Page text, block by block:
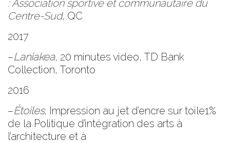
:Association sportive et communautaire du
Centre-Sud, QC
2017
–Laniakea, 20 minutes video, TD Bank
Collection, Toronto
2016
–Étoiles, Impression au jet d’encre sur toile1%
de la Politique d’intégration des arts à
l’architecture et à